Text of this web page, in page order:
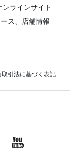
ラインサイト
ス、店舗情報
取引法に基づく表記